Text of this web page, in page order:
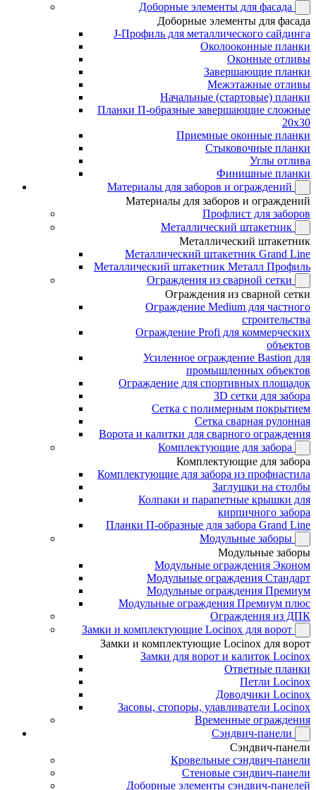
Доборные элементы для фасада
Доборные элементы для фасада
J-Профиль для металлического сайдинга
Околооконные планки
Оконные отливы
Завершающие планки
Межэтажные отливы
Начальные (стартовые) планки
Планки П-образные завершающие сложные
20x30
Приемные оконные планки
Стыковочные планки
Углы отлива
Финишные планки
Материалы для заборов и ограждений
Материалы для заборов и ограждений
Профлист для заборов
Металлический штакетник
Металлический штакетник
Металлический штакетник Grand Line
Металлический штакетник Металл Профиль
Ограждения из сварной сетки
Ограждения из сварной сетки
Ограждение Medium для частного
строительства
Ограждение Profi для коммерческих
объектов
Усиленное ограждение Bastion для
промышленных объектов
Ограждение для спортивных площадок
3D сетки для забора
Сетка с полимерным покрытием
Сетка сварная рулонная
Ворота и калитки для сварного ограждения
Комплектующие для забора
Комплектующие для забора
Комплектующие для забора из профнастила
Заглушки на столбы
Колпаки и парапетные крышки для
кирпичного забора
Планки П-образные для забора Grand Line
Модульные заборы
Модульные заборы
Модульные ограждения Эконом
Модульные ограждения Стандарт
Модульные ограждения Премиум
Модульные ограждения Премиум плюс
Ограждения из ДПК
Замки и комплектующие Locinox для ворот
Замки и комплектующие Locinox для ворот
Замки для ворот и калиток Locinox
Ответные планки
Петли Locinox
Доводчики Locinox
Засовы, стопоры, улавливатели Locinox
Временные ограждения
Сэндвич-панели
Сэндвич-панели
Кровельные сэндвич-панели
Стеновые сэндвич-панели
Доборные элементы сэндвич-панелей